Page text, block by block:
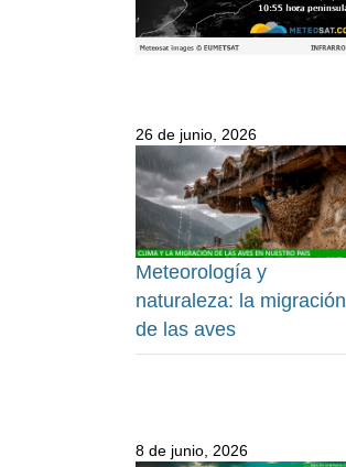
26 de junio, 2026
Meteorología y
naturaleza: la migración
de las aves
8 de junio, 2026